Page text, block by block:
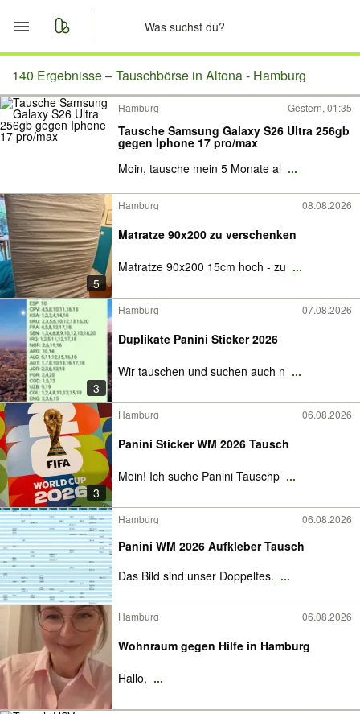
Start
Merkliste
Nachrichten
Anzeige aufgeben
140 Ergebnisse –Tauschbörse in Altona - Hamburg
Hamburg Gestern, 01:35
Tausche Samsung Galaxy S26 Ultra 256gb
gegen Iphone 17 pro/max
Moin, tausche mein 5 Monate al ...
5
Hamburg 08.08.2026
Matratze 90x200 zu verschenken
Matratze 90x200 15cm hoch - zu ...
3
Hamburg 07.08.2026
Duplikate Panini Sticker 2026
Wir tauschen und suchen auch n ...
3
Hamburg 06.08.2026
Panini Sticker WM 2026 Tausch
Moin! Ich suche Panini Tauschp ...
Hamburg 06.08.2026
Panini WM 2026 Aufkleber Tausch
Das Bild sind unser Doppeltes. ...
Hamburg 06.08.2026
Wohnraum gegen Hilfe in Hamburg
Hallo, ...